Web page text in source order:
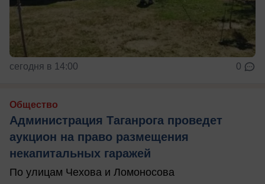
сегодня в 14:00 0
Общество
Администрация Таганрога проведет
аукцион на право размещения
некапитальных гаражей
По улицам Чехова и Ломоносова